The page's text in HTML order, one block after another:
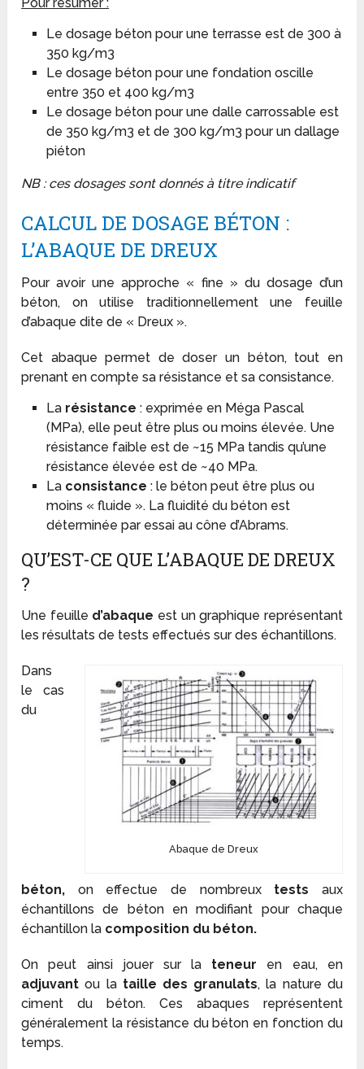
Pour résumer :
Le dosage béton pour une terrasse est de 300 à
350 kg/m3
Le dosage béton pour une fondation oscille
entre 350 et 400 kg/m3
Le dosage béton pour une dalle carrossable est
de 350 kg/m3 et de 300 kg/m3 pour un dallage
piéton
NB : ces dosages sont donnés à titre indicatif
CALCUL DE DOSAGE BÉTON :
L’ABAQUE DE DREUX
Pour avoir une approche « fine » du dosage d’un
béton, on utilise traditionnellement une feuille
d’abaque dite de « Dreux ».
Cet abaque permet de doser un béton, tout en
prenant en compte sa résistance et sa consistance.
La résistance : exprimée en Méga Pascal
(MPa), elle peut être plus ou moins élevée. Une
résistance faible est de ~15 MPa tandis qu’une
résistance élevée est de ~40 MPa.
La consistance : le béton peut être plus ou
moins « fluide ». La fluidité du béton est
déterminée par essai au cône d’Abrams.
QU’EST-CE QUE L’ABAQUE DE DREUX
?
Une feuille d’abaque est un graphique représentant
les résultats de tests effectués sur des échantillons.
Abaque de Dreux
Dans
le cas
du
béton, on effectue de nombreux tests aux
échantillons de béton en modifiant pour chaque
échantillon la composition du béton.
On peut ainsi jouer sur la teneur en eau, en
adjuvant ou la taille des granulats, la nature du
ciment du béton. Ces abaques représentent
généralement la résistance du béton en fonction du
temps.